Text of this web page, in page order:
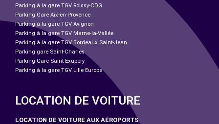
Parking à la gare TGV Roissy-CDG
Parking Gare Aix-en-Provence
Parking à la gare TGV Avignon
Parking à la gare TGV Marne-la-Vallée
Parking à la gare TGV Bordeaux Saint-Jean
Parking gare Saint-Charles
Parking Gare Saint Exupéry
Parking à la gare TGV Lille Europe
LOCATION DE VOITURE
LOCATION DE VOITURE AUX AÉROPORTS